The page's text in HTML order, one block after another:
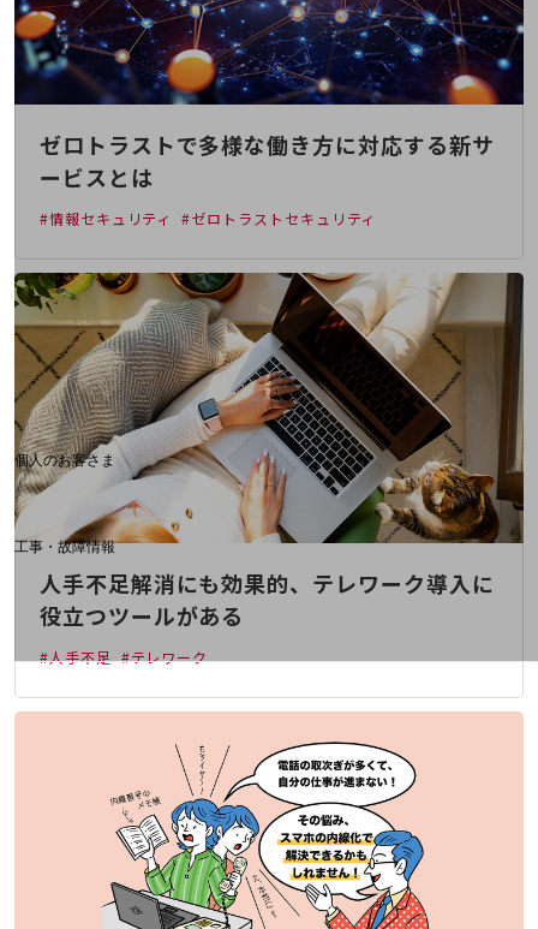
サービス別サポート情報
ご契約中サービスの一元管理
Web明細(ビリングステーション)
料金分析(ご利用料金管理サービス)
Web明細(My docomo)
個人のお客さま
NTTドコモ
OCNなど
工事・故障情報
お客さまサポートサイト
SDPFナレッジセンター
NTTドコモ 通信障害情報
ゼロトラストで多様な働き方に対応する新サ
ービスとは
#情報セキュリティ #ゼロトラストセキュリティ
人手不足解消にも効果的、テレワーク導入に
役立つツールがある
#人手不足 #テレワーク